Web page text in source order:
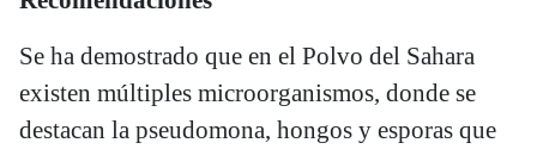
Se ha demostrado que en el Polvo del Sahara
existen múltiples microorganismos, donde se
destacan la pseudomona, hongos y esporas que